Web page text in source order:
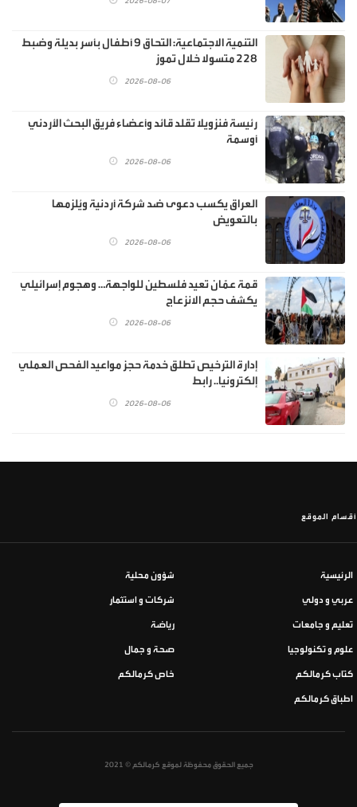
‏التنمية الاجتماعية: التحاق 9 أطفال بأسر بديلة وضبط
228 متسولا خلال تموز
2026-08-06
رئيسة فنزويلا تقلد قائد وأعضاء فريق البحث الأردني
أوسمة
2026-08-06
العراق يكسب دعوى ضد شركة أردنية ويُلزمها
بالتعويض
2026-08-06
قمة عمّان تعيد فلسطين للواجهة… وهجوم إسرائيلي
يكشف حجم الانزعاج
2026-08-06
إدارة الترخيص تطلق خدمة حجز مواعيد الفحص العملي
إلكترونيا.. رابط
2026-08-06
أقسام الموقع
الرئيسية شؤون محلية
عربي و دولي شركات و استثمار
تعليم و جامعات رياضة
علوم و تكنولوجيا صحة و جمال
كتاب كرمالكم خاص كرمالكم
اطباق كرمالكم
جميع الحقوق محفوظة لموقع كرمالكم © 2021